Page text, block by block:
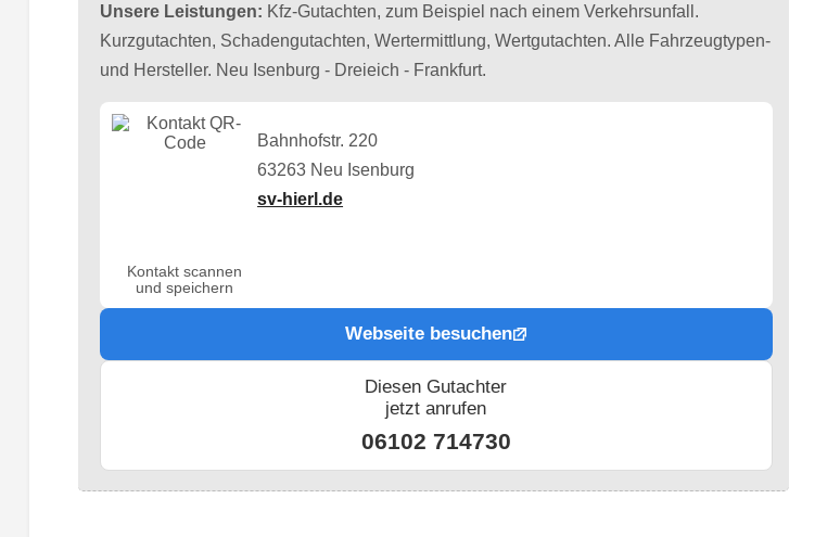
Unsere Leistungen: Kfz-Gutachten, zum Beispiel nach einem Verkehrsunfall.
Kurzgutachten, Schadengutachten, Wertermittlung, Wertgutachten. Alle Fahrzeugtypen-
und Hersteller. Neu Isenburg - Dreieich - Frankfurt.
Kontakt scannen
und speichern
Bahnhofstr. 220
63263 Neu Isenburg
sv-hierl.de
Webseite besuchen
Diesen Gutachter
jetzt anrufen
06102 714730